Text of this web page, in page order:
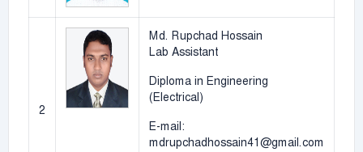
2
Md. Rupchad Hossain
Lab Assistant
Diploma in Engineering
(Electrical)
E-mail:
mdrupchadhossain41@gmail.com